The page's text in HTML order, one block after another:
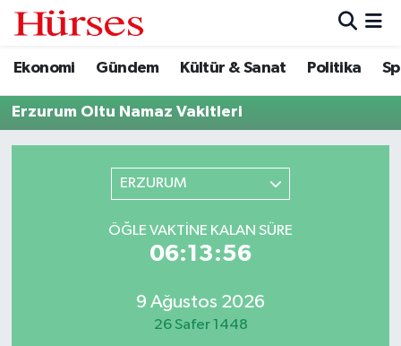
Ekonomi Gündem Kültür & Sanat Politika
Erzurum Oltu Namaz Vakitleri
ERZURUM
ÖĞLE VAKTINE KALAN SÜRE
06:13:56
9 Ağustos 2026
26 Safer 1448
Ekonomi
Gündem
Hava Durumu
Trafik Durumu
Tüm Manşetler
Son Dakika Haberleri